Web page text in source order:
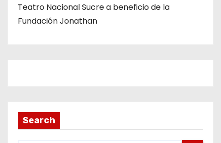
Teatro Nacional Sucre a beneficio de la
Fundación Jonathan
Search